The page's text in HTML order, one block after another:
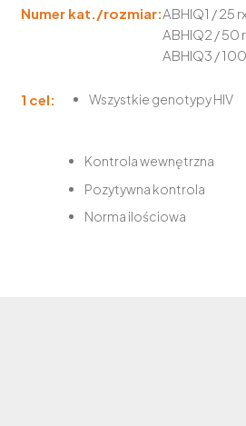
Numer kat./rozmiar:ABHIQ1 / 25
ABHIQ2 / 50
ABHIQ3 /
1 cel: Wszystkie genotypy HIV
Kontrola wewnętrzna
Pozytywna kontrola
Norma ilościowa